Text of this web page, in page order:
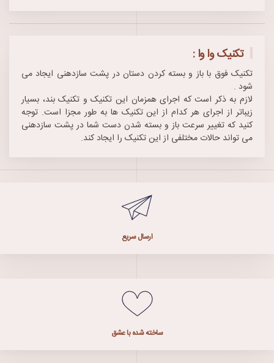
تکنیک وا وا :
تکنیک فوق با باز و بسته کردن دستان در پشت سازدهنی ایجاد می
شود .
لازم به ذکر است که اجرای همزمان این تکنیک و تکنیک بند، بسیار
زیباتر از اجرای هر کدام از این تکنیک ‌ها به ‌طور مجزا است. توجه
کنید که تغییر سرعت باز و بسته شدن دست شما در پشت سازدهنی
می ‌تواند حالات مختلفی از این تکنیک را ایجاد کند.
ارسال سریع
ساخته شده با عشق